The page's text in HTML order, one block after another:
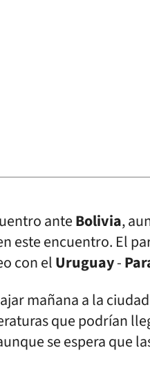
anteBolivia,
este encuentro. El
con elUruguay-
mañana a la
que podrían
se espera que